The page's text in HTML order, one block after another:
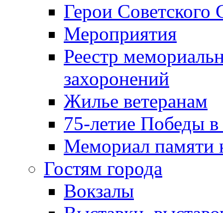
Герои Советского
Мероприятия
Реестр
захоронений
Жилье ветеранам
75-летие Победы
Мемориал памяти
Гостям города
Вокзалы